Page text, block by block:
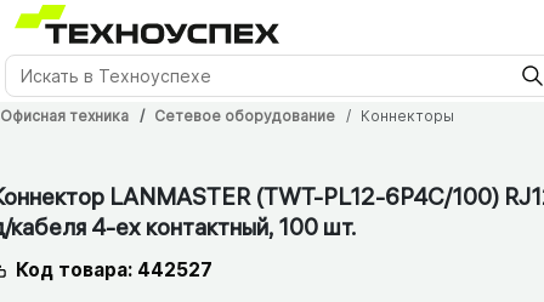
Офисная техника Сетевое оборудование Коннекторы
LANMASTER (TWT-PL12-6P4C/​100)
​кабеля 4-ех контактный, 100 шт.
Код товара: 442527